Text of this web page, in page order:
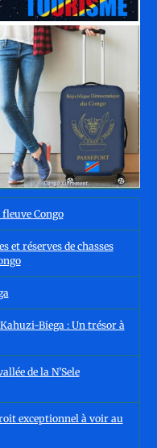
Congo
et réserves de chasses
Biega : Un trésor à
de la N’Sele
exceptionnel à voir au